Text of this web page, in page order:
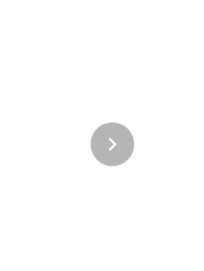
keyboard_arrow_right